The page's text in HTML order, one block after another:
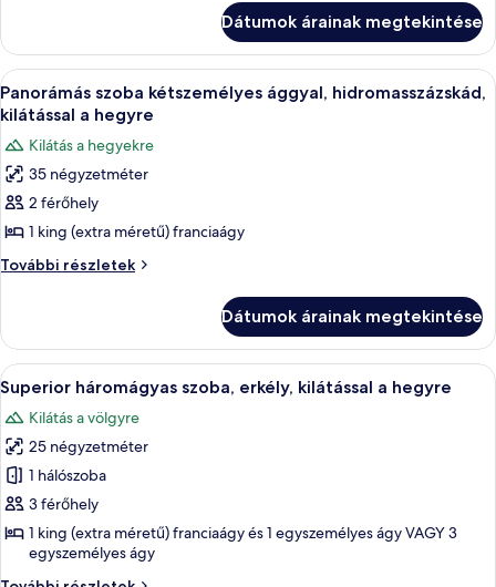
ággyal
további
részletei
Dátumok árainak megtekintése
A
következő
összes
képének
megtekintése:
Panorámás
szoba
hidromasszázskád,
kilátással
a
hegyre
Egy szállodai szoba, amelyben
7
Panorámás szoba kétszemélyes ággyal, hidromasszázskád,
kilátással a hegyre
Kilátás a hegyekre
35 négyzetméter
2 férőhely
1 king (extra méretű) franciaágy
További részletek
Panorámás
hidromasszázskád,
kilátással
a
hegyre
további
részletei
Dátumok árainak megtekintése
A
következő
szoba
összes
képének
megtekintése:
Superior
háromágyas
szoba,
Egy szállodai szoba, amelyben egy
6
Superior háromágyas szoba, erkély, kilátással a hegyre
Kilátás a völgyre
25 négyzetméter
1 hálószoba
3 férőhely
1 king (extra méretű) franciaágy és 1 egyszemélyes ágy VAGY 3
egyszemélyes ágy